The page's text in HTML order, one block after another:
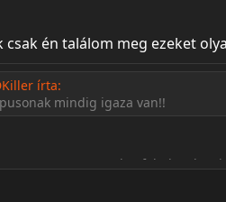
csak én találom meg ezeket
írta:
mindig igaza van!!